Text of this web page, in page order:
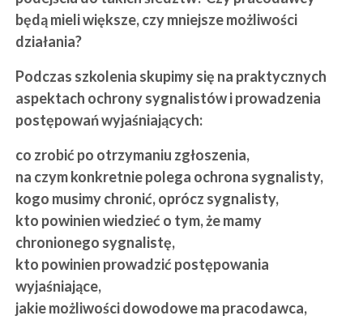
będą mieli większe, czy mniejsze możliwości
działania?
Podczas szkolenia skupimy się na praktycznych
aspektach ochrony sygnalistów i prowadzenia
postępowań wyjaśniających:
co zrobić po otrzymaniu zgłoszenia,
na czym konkretnie polega ochrona sygnalisty,
kogo musimy chronić, oprócz sygnalisty,
kto powinien wiedzieć o tym, że mamy
chronionego sygnalistę,
kto powinien prowadzić postępowania
wyjaśniające,
jakie możliwości dowodowe ma pracodawca,